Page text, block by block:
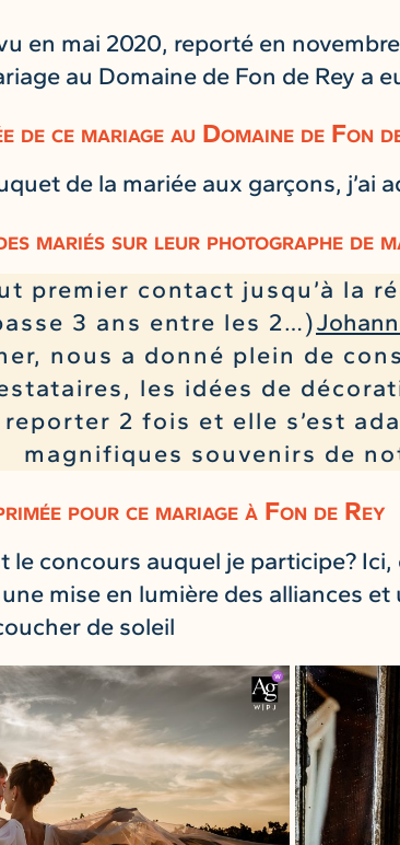
en mai 2020, reporté en
au Domaine de Fon de Rey a
de ce mariage au Domaine de Fon
de la mariée aux garçons, j’ai
mariés sur leur photographe de
premier contact jusqu’à la
3 ans entre les 2…)
nous a donné plein de
les idées de
reporter 2 fois et elle s’est
magnifiques souvenirs de
pour ce mariage à Fon de Rey
le concours auquel je participe?
mise en lumière des alliances
de soleil